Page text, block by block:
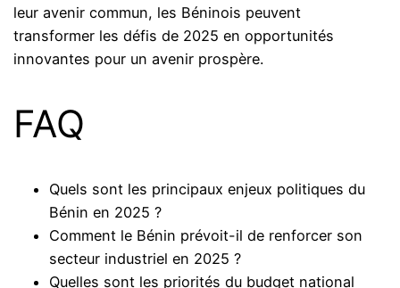
leur avenir commun, les Béninois peuvent
transformer les défis de 2025 en opportunités
innovantes pour un avenir prospère.
FAQ
Quels sont les principaux enjeux politiques du
Bénin en 2025 ?
Comment le Bénin prévoit-il de renforcer son
secteur industriel en 2025 ?
Quelles sont les priorités du budget national